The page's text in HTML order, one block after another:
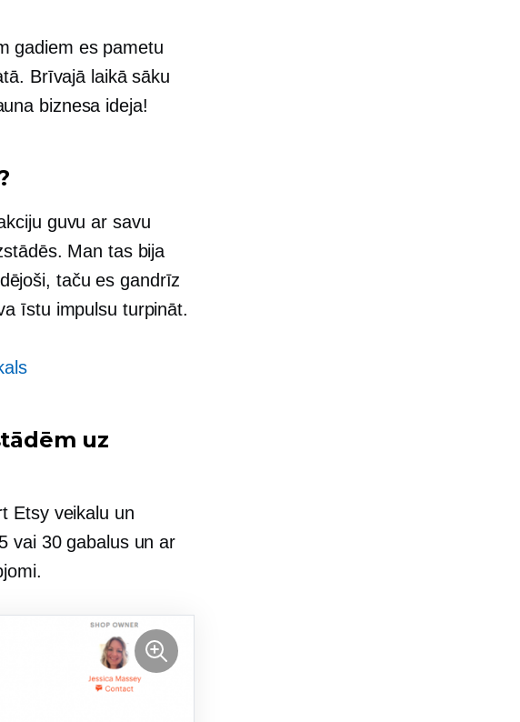
gadiem es pametu
Brīvajā laikā sāku
biznesa ideja!
guvu ar savu
Man tas bija
taču es gandrīz
īstu impulsu turpināt.
uz
Etsy veikalu un
vai 30 gabalus un ar